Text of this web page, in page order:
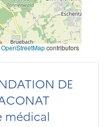
OpenStreetMapcontributors
DE
médical